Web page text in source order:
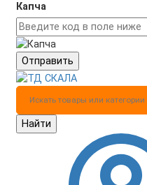
Капча
Отправить
Найти